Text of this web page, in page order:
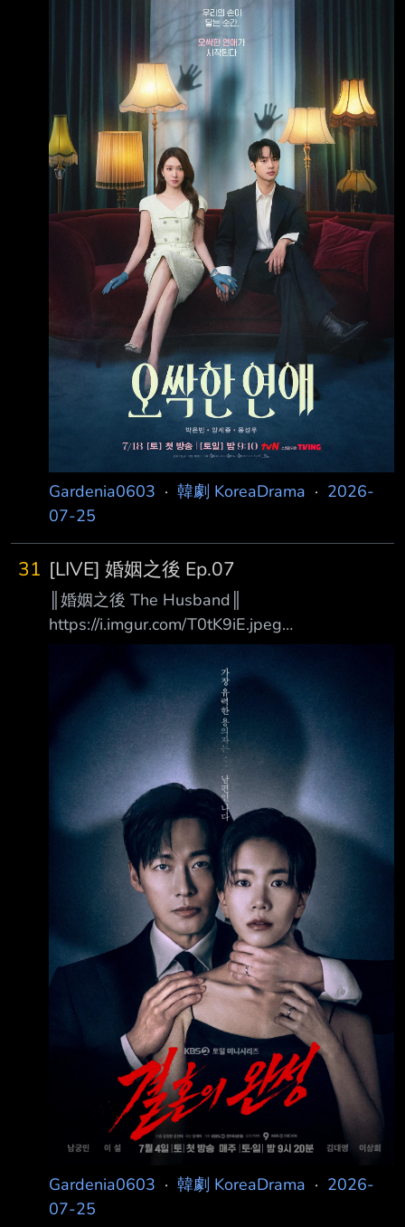
碰到彼此的那一刻起，一場毛骨悚然的戀愛揭開
序幕 ❶.甜蜜愛情羅曼史與驚悚靈異題材的結
合！ 故事講述一名擁有看見鬼魂能力的絕美財
閥繼承人千汝利， 和一名極度懼怕鬼魂的熱血
檢察官馬剛旭，這對看似處於光譜兩端、絕對合
不來的男女， 在一次因緣際會下偶然相遇，甚
至開始共享那令人畏懼的超自然現象！ 在這樣
的過程中，兩人逐漸墜入
Gardenia0603 · 韓劇 KoreaDrama · 2026-
07-25
31 [LIVE] 婚姻之後 Ep.07
║婚姻之後 The Husband║
https://i.imgur.com/T0tK9iE.jpeg
https://i.imgur.com/yZrki9o.jpeg 最大的嫌疑人…
竟然是身為丈夫的我 你的妻子之所以會身處那
樣的險境… 都是因為你 你是否曾經期望過，假如
自己的另一半消失就好了？ 有這麼一對夫妻，
彼此曾是對方最深愛的人，卻在某個瞬間忽然變
成最難以忍受的陌生人。 在令人窒息的沉默與
寂靜中，腦海裡不禁浮現一個可怕的念頭──如
果她消失的話…… 沒想到，那個一閃而過的想法
竟化成了現實。 起因居然
Gardenia0603 · 韓劇 KoreaDrama · 2026-
07-25